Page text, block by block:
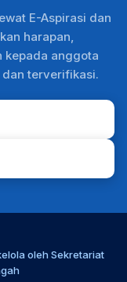
E-Aspirasi dan
harapan,
kepada anggota
dan terverifikasi.
oleh Sekretariat